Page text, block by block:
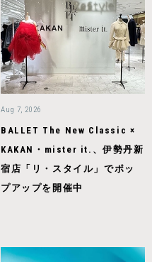
Aug 7, 2026
BALLET The New Classic ×
KAKAN・mister it.、伊勢丹新
宿店「リ・スタイル」でポッ
プアップを開催中